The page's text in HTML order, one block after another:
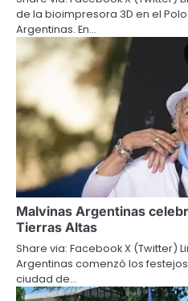
de la bioimpresora 3D en el
Argentinas. En…
Malvinas Argentinas
Tierras Altas
Share via: Facebook X (Twitter)
Argentinas comenzó los
ciudad de…